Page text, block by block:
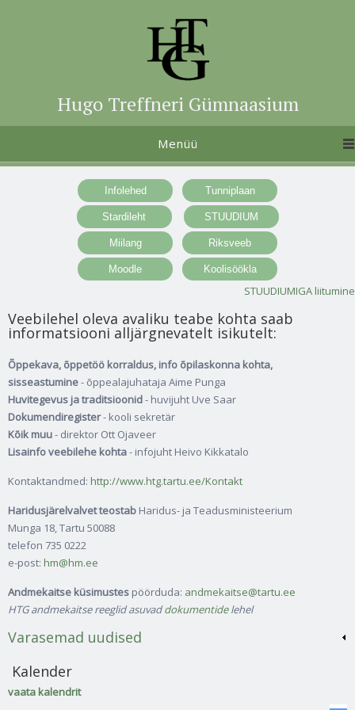
Hugo Treffneri Gümnaasium
Menüü
STUUDIUMIGA liitumine
Veebilehel oleva avaliku teabe kohta saab
informatsiooni alljärgnevatelt isikutelt:
Õppekava, õppetöö korraldus, info õpilaskonna kohta,
sisseastumine- õppealajuhataja Aime Punga
Huvitegevus ja traditsioonid- huvijuht Uve Saar
Dokumendiregister- kooli sekretär
Kõik muu- direktor Ott Ojaveer
Lisainfo veebilehe kohta- infojuht Heivo Kikkatalo
Kontaktandmed: http://www.htg.tartu.ee/Kontakt
Haridusjärelvalvet teostab Haridus- ja Teadusministeerium
Munga 18, Tartu 50088
telefon 735 0222
e-post: hm@hm.ee
Andmekaitse küsimustes pöörduda: andmekaitse@tartu.ee
HTG andmekaitse reeglid asuvaddokumentidelehel
Varasemad uudised
Kalender
vaata kalendrit